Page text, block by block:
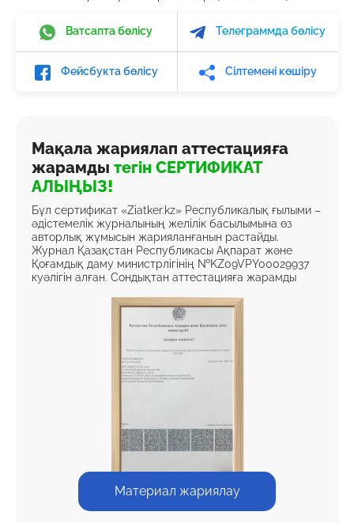
Ватсапта бөлісу Телеграммда бөлісу
Фейсбукта бөлісу Сілтемені көшіру
Мақала жариялап аттестацияға
жарамды тегін СЕРТИФИКАТ
АЛЫҢЫЗ!
Бұл сертификат «Ziatker.kz» Республикалық ғылыми –
әдістемелік журналының желілік басылымына өз
авторлық жұмысын жарияланғанын растайды.
Журнал Қазақстан Республикасы Ақпарат және
Қоғамдық даму министрлігінің №KZ09VPY00029937
куәлігін алған. Сондықтан аттестацияға жарамды
Материал жариялау